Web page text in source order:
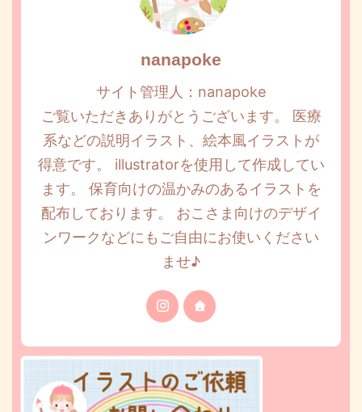
nanapoke
サイト管理人：nanapoke
ご覧いただきありがとうございます。 医療
系などの説明イラスト、絵本風イラストが
得意です。 illustratorを使用して作成してい
ます。 保育向けの温かみのあるイラストを
配布しております。 おこさま向けのデザイ
ンワークなどにもご自由にお使いください
ませ♪